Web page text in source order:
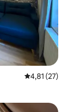
Priemerné
4,81 (27)